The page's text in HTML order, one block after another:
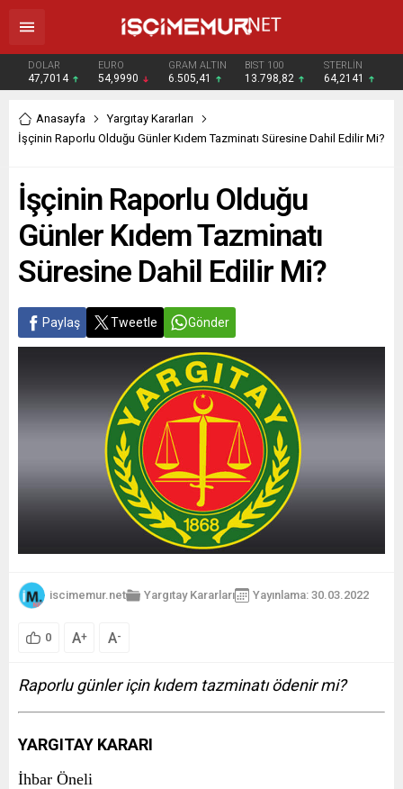
DOLAR
47,7014
EURO
54,9990
GRAM ALTIN
6.505,41
BIST 100
13.798,82
STERLİN
64,2141
Anasayfa
Yargıtay Kararları
İşçinin Raporlu Olduğu Günler Kıdem Tazminatı Süresine Dahil Edilir Mi?
İşçinin Raporlu Olduğu
Günler Kıdem Tazminatı
Süresine Dahil Edilir Mi?
Paylaş Tweetle Gönder
iscimemur.net Yargıtay Kararları Yayınlama: 30.03.2022
0 A+ A-
Raporlu günler için kıdem tazminatı ödenir mi?
YARGITAY KARARI
İhbar Öneli